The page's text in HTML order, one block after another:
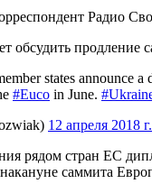
Радио
обсудить продление
states announce
#Euco in June.
12 апреля 2018 г.
рядом стран ЕС
саммита